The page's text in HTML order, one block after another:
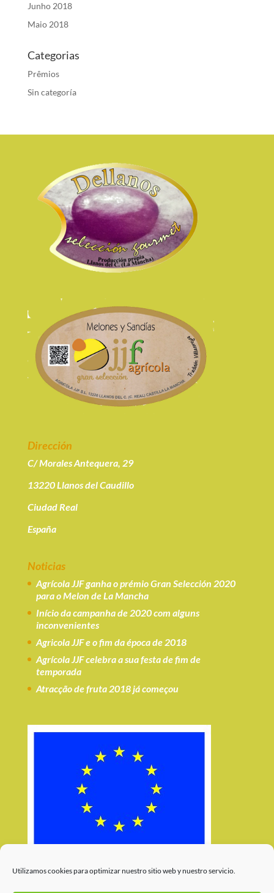
Utilizamos cookies para optimizar nuestro sitio web y nuestro servicio.
Junho 2018
Maio 2018
Categorias
Prêmios
Sin categoría
Dirección
C/ Morales Antequera, 29
13220 Llanos del Caudillo
Ciudad Real
España
Noticias
Agrícola JJF ganha o prémio Gran Selección 2020
para o Melon de La Mancha
Início da campanha de 2020 com alguns
inconvenientes
Agricola JJF e o fim da época de 2018
Agrícola JJF celebra a sua festa de fim de
temporada
Atracção de fruta 2018 já começou